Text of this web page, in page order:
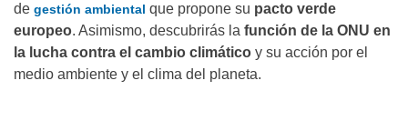
de gestión ambiental que propone su pacto verde
europeo. Asimismo, descubrirás la función de la ONU en
la lucha contra el cambio climático y su acción por el
medio ambiente y el clima del planeta.